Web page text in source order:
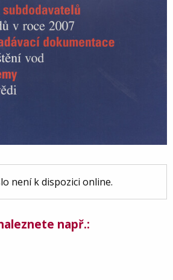
není k dispozici online.
např.: